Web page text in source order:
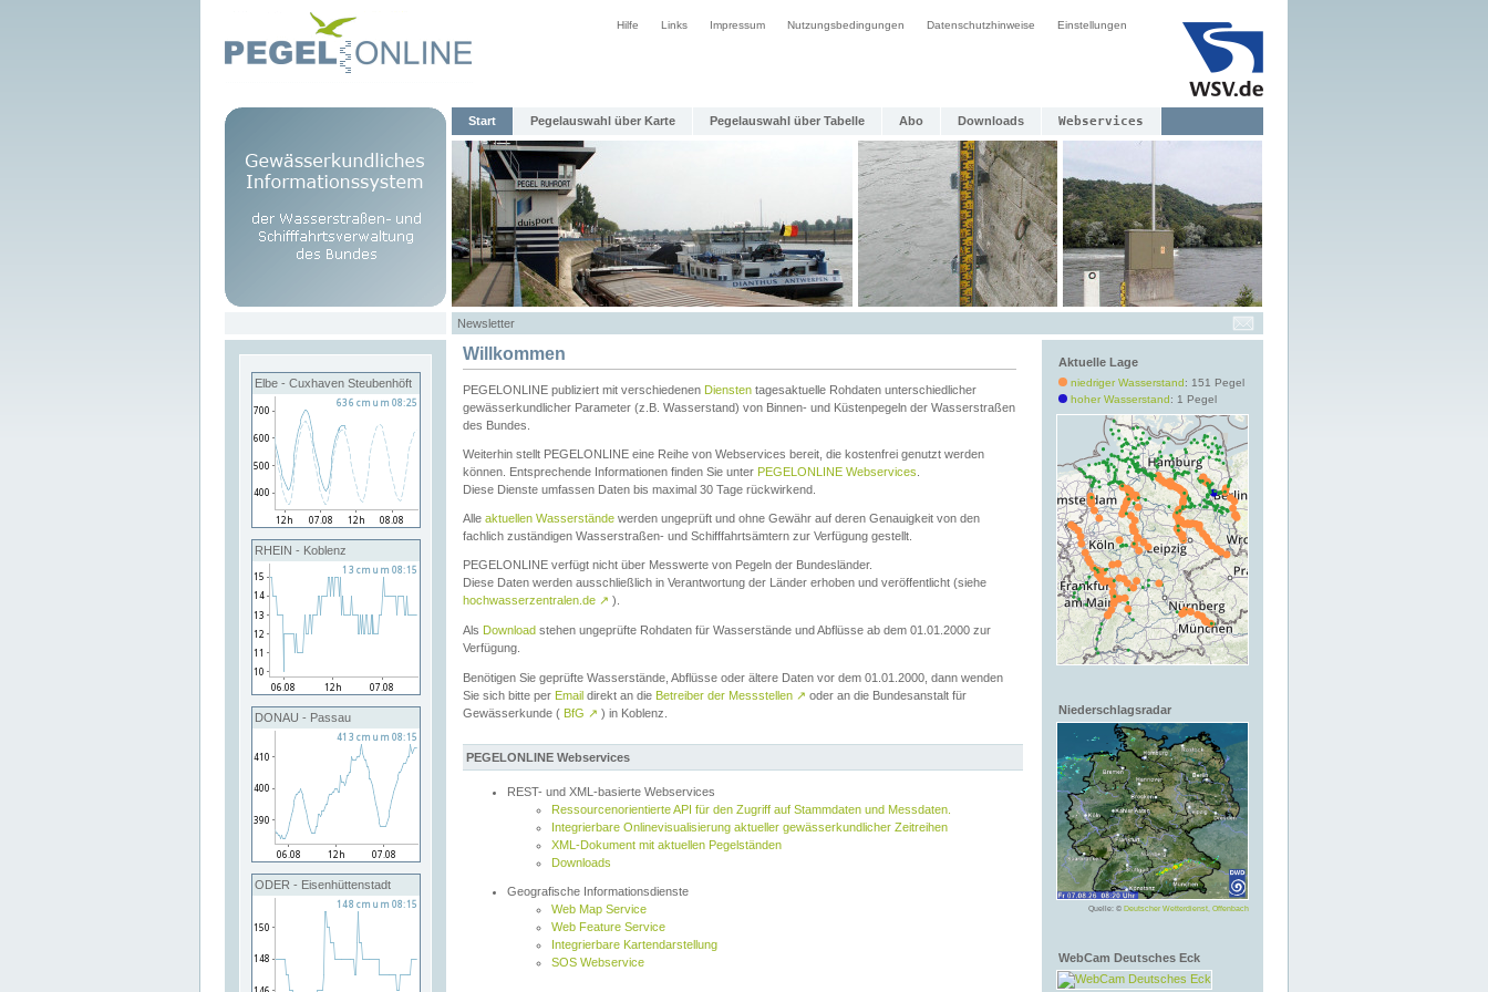
Hilfe Links Impressum Nutzungsbedingungen Datenschutzhinweise Einstellungen
Start Pegelauswahl über Karte Pegelauswahl über Tabelle Abo Downloads Webservices
Newsletter
Elbe - Cuxhaven Steubenhöft
RHEIN - Koblenz
DONAU - Passau
ODER - Eisenhüttenstadt
Aktuelle Lage
niedriger Wasserstand: 151 Pegel
hoher Wasserstand: 1 Pegel
Niederschlagsradar
Quelle: © Deutscher Wetterdienst, Offenbach
WebCam Deutsches Eck
Willkommen
PEGELONLINE publiziert mit verschiedenen Diensten tagesaktuelle Rohdaten unterschiedlicher
gewässerkundlicher Parameter (z.B. Wasserstand) von Binnen- und Küstenpegeln der Wasserstraßen
des Bundes.
Weiterhin stellt PEGELONLINE eine Reihe von Webservices bereit, die kostenfrei genutzt werden
können. Entsprechende Informationen finden Sie unter PEGELONLINE Webservices
Diese Dienste umfassen Daten bis maximal 30 Tage rückwirkend.
Alle aktuellen Wasserstände werden ungeprüft und ohne Gewähr auf deren Genauigkeit von den
fachlich zuständigen Wasserstraßen- und Schifffahrtsämtern zur Verfügung gestellt.
PEGELONLINE verfügt nicht über Messwerte von Pegeln der Bundesländer.
Diese Daten werden ausschließlich in Verantwortung der Länder erhoben und veröffentlicht (siehe
hochwasserzentralen.de ↗ ).
Als Download stehen ungeprüfte Rohdaten für Wasserstände und Abflüsse ab dem 01.01.2000 zur
Verfügung.
Benötigen Sie geprüfte Wasserstände, Abflüsse oder ältere Daten vor dem 01.01.2000, dann wenden
Sie sich bitte per Email direkt an die Betreiber der Messstellen ↗ oder an die Bundesanstalt für
Gewässerkunde ( BfG ↗ ) in Koblenz.
PEGELONLINE Webservices
REST- und XML-basierte Webservices
Ressourcenorientierte API für den Zugriff auf Stammdaten und Messdaten.
Integrierbare Onlinevisualisierung aktueller gewässerkundlicher Zeitreihen
XML-Dokument mit aktuellen Pegelständen
Downloads
Geografische Informationsdienste
Web Map Service
Web Feature Service
Integrierbare Kartendarstellung
SOS Webservice